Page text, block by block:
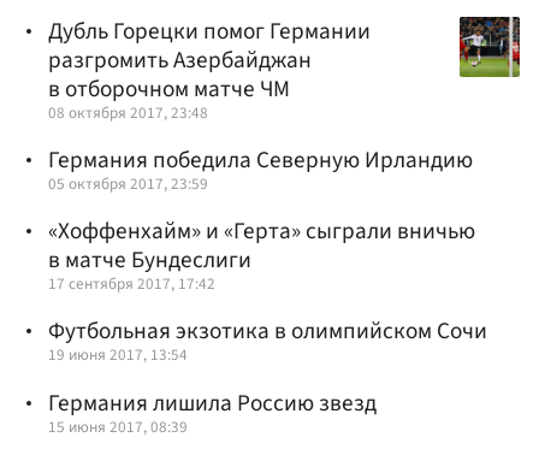
Дубль Горецки помог Германии
разгромить Азербайджан
в отборочном матче ЧМ
08 октября 2017, 23:48
Германия победила Северную Ирландию
05 октября 2017, 23:59
«Хоффенхайм» и «Герта» сыграли вничью
в матче Бундеслиги
17 сентября 2017, 17:42
Футбольная экзотика в олимпийском Сочи
19 июня 2017, 13:54
Германия лишила Россию звезд
15 июня 2017, 08:39